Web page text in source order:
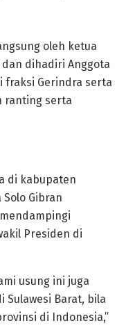
oleh ketua
dihadiri Anggota
fraksi Gerindra serta
ranting serta
di kabupaten
Gibran
Presiden di
usung ini juga
Sulawesi Barat, bila
di Indonesia,”